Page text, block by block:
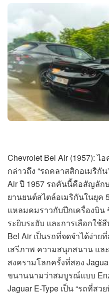
Chevrolet Bel Air (1957):
กล่าวถึง “รถคลาสสิกอเมริกัน
Air ปี 1957 รถคันนี้คือสัญลั
ยานยนต์สไตล์อเมริกันในยุค
แหลมคมราวกับปีกเครื่องบิน
ระยิบระยับ และการเลือกใ
Bel Air เป็นรถที่จดจำได้ง่า
เสรีภาพ ความสนุกสนาน แล
สงครามโลกครั้งที่สอง
ขนานนามว่าสมบูรณ์แบบ
Jaguar E-Type เป็น “รถที่สว